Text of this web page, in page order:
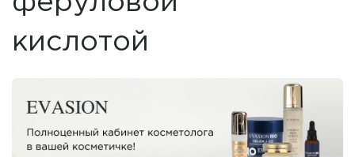
кислотой